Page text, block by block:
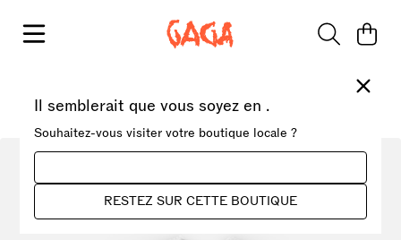
Il semblerait que vous soyez en .
Souhaitez-vous visiter votre boutique locale ?
RESTEZ SUR CETTE BOUTIQUE
Accueil›MAYHEM› Mirrored Photo T-Shirt